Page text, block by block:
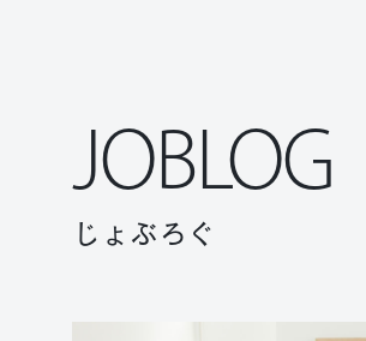
JOBLOG
じょぶろぐ